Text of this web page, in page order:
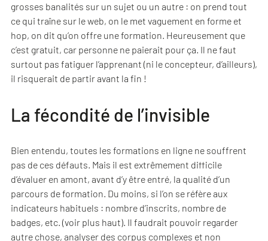
grosses banalités sur un sujet ou un autre : on prend tout
ce qui traîne sur le web, on le met vaguement en forme et
hop, on dit qu’on offre une formation. Heureusement que
c’est gratuit, car personne ne paierait pour ça. Il ne faut
surtout pas fatiguer l’apprenant (ni le concepteur, d’ailleurs),
il risquerait de partir avant la fin !
La fécondité de l’invisible
Bien entendu, toutes les formations en ligne ne souffrent
pas de ces défauts. Mais il est extrêmement difficile
d’évaluer en amont, avant d’y être entré, la qualité d’un
parcours de formation. Du moins, si l’on se réfère aux
indicateurs habituels : nombre d’inscrits, nombre de
badges, etc. (voir plus haut). Il faudrait pouvoir regarder
autre chose, analyser des corpus complexes et non